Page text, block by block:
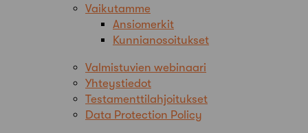
Vaikutamme
Ansiomerkit
Kunnianosoitukset
Valmistuvien webinaari
Yhteystiedot
Testamenttilahjoitukset
Data Protection Policy